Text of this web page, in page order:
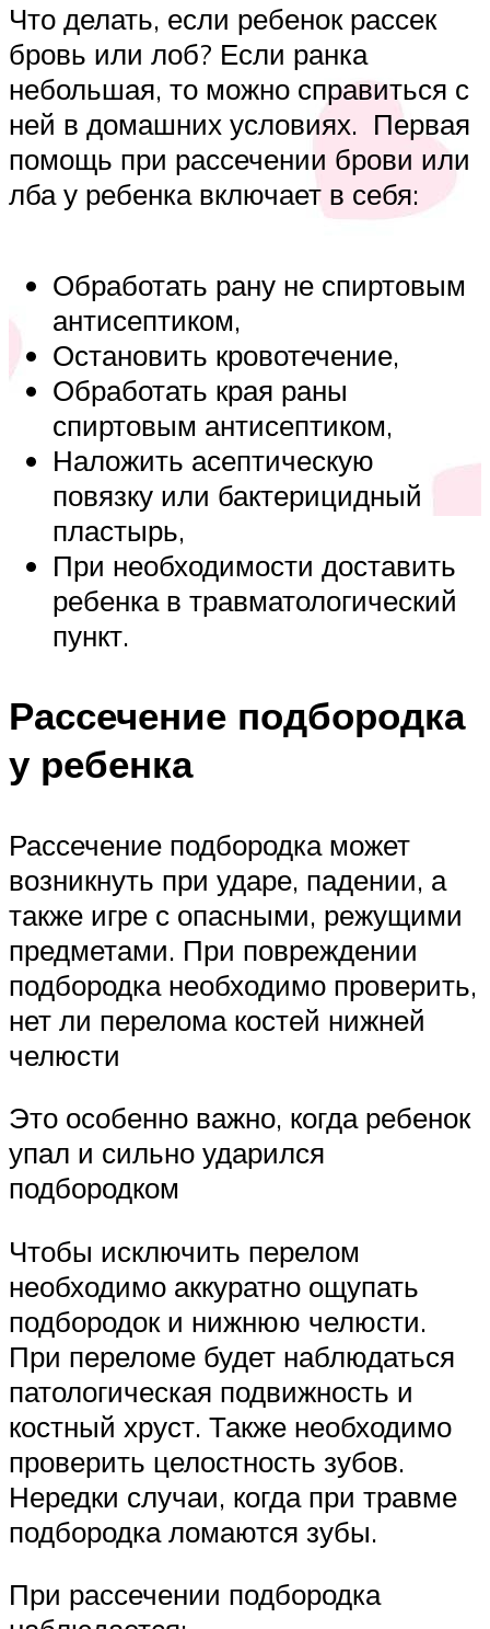
Что делать, если ребенок рассек
бровь или лоб? Если ранка
небольшая, то можно справиться с
ней в домашних условиях. Первая
помощь при рассечении брови или
лба у ребенка включает в себя:
Обработать рану не спиртовым
антисептиком,
Остановить кровотечение,
Обработать края раны
спиртовым антисептиком,
Наложить асептическую
повязку или бактерицидный
пластырь,
При необходимости доставить
ребенка в травматологический
пункт.
Рассечение подбородка
у ребенка
Рассечение подбородка может
возникнуть при ударе, падении, а
также игре с опасными, режущими
предметами. При повреждении
подбородка необходимо проверить,
нет ли перелома костей нижней
челюсти
Это особенно важно, когда ребенок
упал и сильно ударился
подбородком
Чтобы исключить перелом
необходимо аккуратно ощупать
подбородок и нижнюю челюсти.
При переломе будет наблюдаться
патологическая подвижность и
костный хруст. Также необходимо
проверить целостность зубов.
Нередки случаи, когда при травме
подбородка ломаются зубы.
При рассечении подбородка